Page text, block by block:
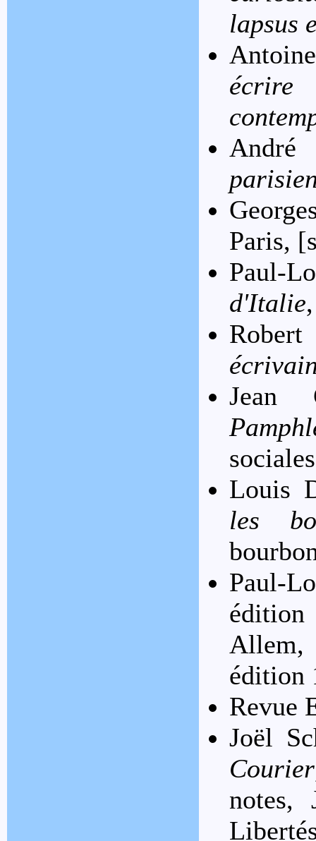
lapsus
Paris,
Paul-
d'Italie
Jean
Louis
les
Paul-
Allem,
édition
Revue
Joël
Courier
notes,